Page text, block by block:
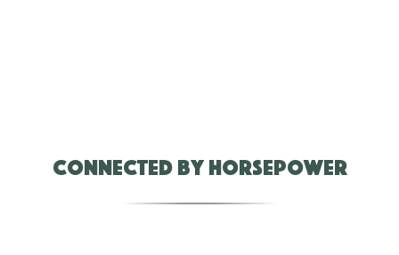
Connected by Horsepower